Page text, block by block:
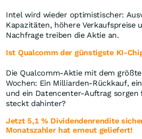
Intel wird wieder optimistischer:
Kapazitäten, höhere Verkaufspreise
Nachfrage treiben die Aktie an.
Ist Qualcomm der günstigste KI-
Die Qualcomm-Aktie mit dem
Wochen: Ein Milliarden-Rückkauf,
und ein Datencenter-Auftrag sorgen
steckt dahinter?
Jetzt 5,1 % Dividendenrendite
Monatszahler hat erneut geliefert!